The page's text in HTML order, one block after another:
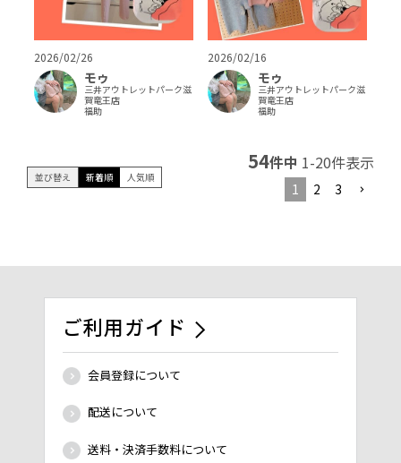
2026/02/26
モゥ
三井アウトレットパーク滋
賀竜王店
福助
2026/02/16
モゥ
三井アウトレットパーク滋
賀竜王店
福助
並び替え 新着順 人気順
54件中 1-20件表示
1 2 3
ご利用ガイド
会員登録について
配送について
送料・決済手数料について